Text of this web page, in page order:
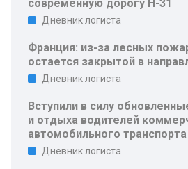
современную дорогу Н-31
Дневник логиста
Франция: из-за лесных
остается закрытой в
Дневник логиста
Вступили в силу
и отдыха водителей
автомобильного транспорта
Дневник логиста